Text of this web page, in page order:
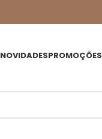
NOVIDADESPROMOÇÕES